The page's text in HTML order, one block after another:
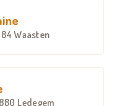
Waasten
Ledegem